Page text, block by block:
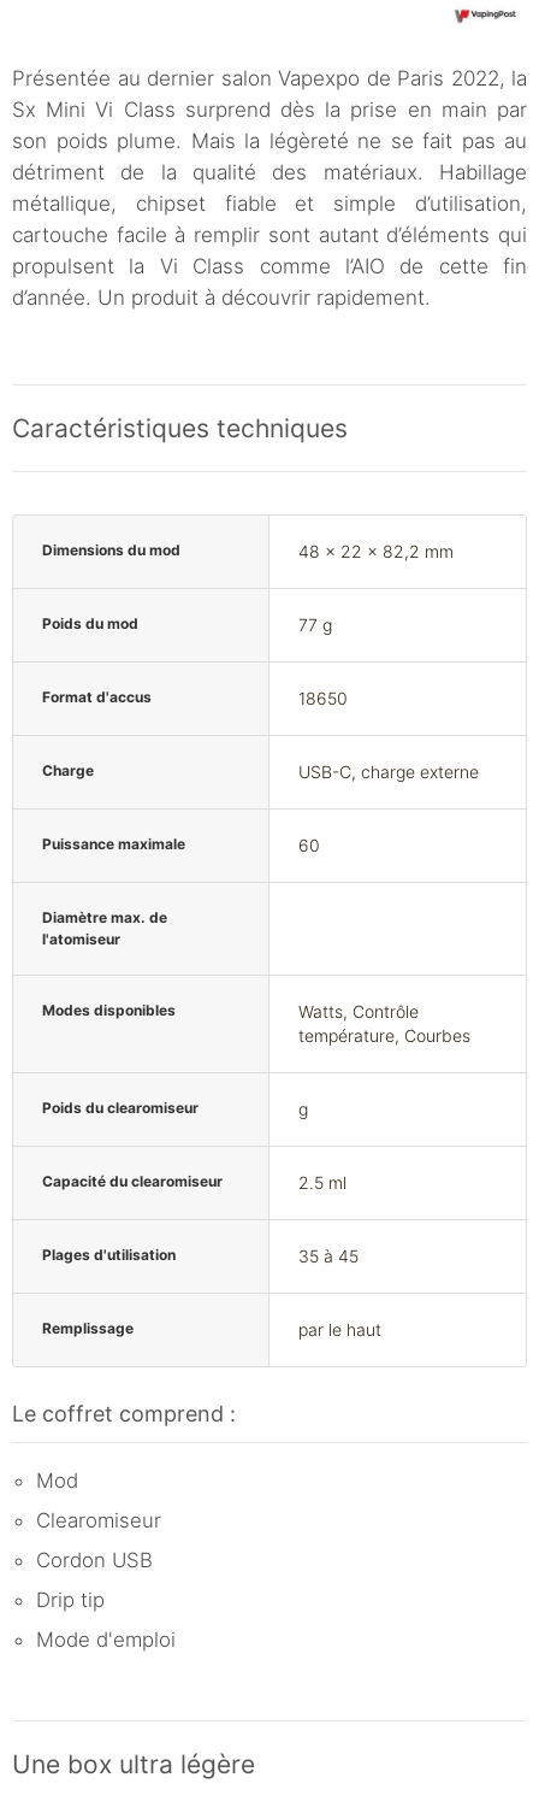
Présentée au dernier salon Vapexpo de Paris 2022, la
Sx Mini Vi Class surprend dès la prise en main par
son poids plume. Mais la légèreté ne se fait pas au
détriment de la qualité des matériaux. Habillage
métallique, chipset fiable et simple d’utilisation,
cartouche facile à remplir sont autant d’éléments qui
propulsent la Vi Class comme l’AIO de cette fin
d’année. Un produit à découvrir rapidement.
Caractéristiques techniques
Dimensions du mod 48 x 22 x 82,2 mm
Poids du mod 77 g
Format d'accus 18650
Charge USB-C, charge externe
Puissance maximale 60
Diamètre max. de
l'atomiseur
Modes disponibles
Watts, Contrôle
température, Courbes
Poids du clearomiseur g
Capacité du clearomiseur 2.5 ml
Plages d'utilisation 35 à 45
Remplissage par le haut
Le coffret comprend :
Mod
Clearomiseur
Cordon USB
Drip tip
Mode d'emploi
Une box ultra légère